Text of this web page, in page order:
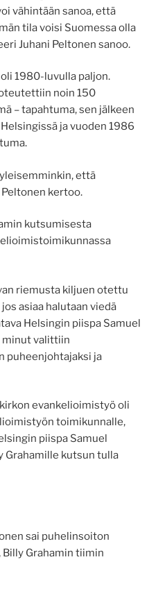
vähintään sanoa, että
tila voisi Suomessa olla
Juhani Peltonen sanoo.
1980-luvulla paljon.
noin 150
– tapahtuma, sen jälkeen
ja vuoden 1986
että
Peltonen kertoo.
kutsumisesta
riemusta kiljuen otettu
asiaa halutaan viedä
Helsingin piispa Samuel
minut valittiin
puheenjohtajaksi ja
evankelioimistyö oli
toimikunnalle,
piispa Samuel
Grahamille kutsun tulla
sai puhelinsoiton
Grahamin tiimin